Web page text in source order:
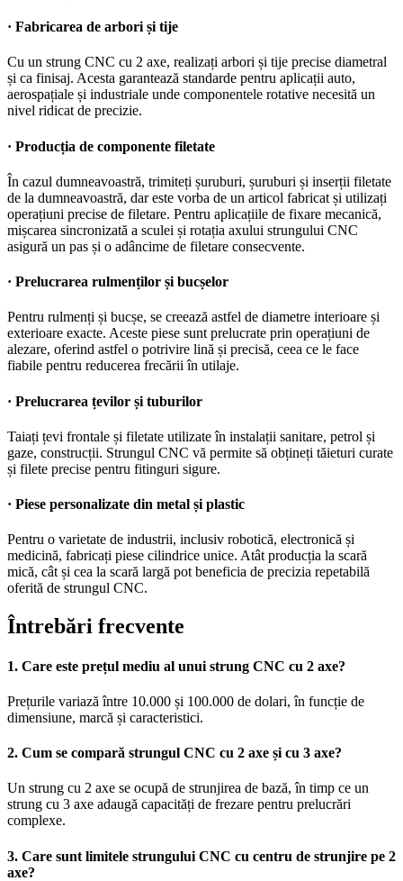
· Fabricarea de arbori și tije
Cu un strung CNC cu 2 axe, realizați arbori și tije precise diametral
și ca finisaj. Acesta garantează standarde pentru aplicații auto,
aerospațiale și industriale unde componentele rotative necesită un
nivel ridicat de precizie.
· Producția de componente filetate
În cazul dumneavoastră, trimiteți șuruburi, șuruburi și inserții filetate
de la dumneavoastră, dar este vorba de un articol fabricat și utilizați
operațiuni precise de filetare. Pentru aplicațiile de fixare mecanică,
mișcarea sincronizată a sculei și rotația axului strungului CNC
asigură un pas și o adâncime de filetare consecvente.
· Prelucrarea rulmenților și bucșelor
Pentru rulmenți și bucșe, se creează astfel de diametre interioare și
exterioare exacte. Aceste piese sunt prelucrate prin operațiuni de
alezare, oferind astfel o potrivire lină și precisă, ceea ce le face
fiabile pentru reducerea frecării în utilaje.
· Prelucrarea țevilor și tuburilor
Taiați țevi frontale și filetate utilizate în instalații sanitare, petrol și
gaze, construcții. Strungul CNC vă permite să obțineți tăieturi curate
și filete precise pentru fitinguri sigure.
· Piese personalizate din metal și plastic
Pentru o varietate de industrii, inclusiv robotică, electronică și
medicină, fabricați piese cilindrice unice. Atât producția la scară
mică, cât și cea la scară largă pot beneficia de precizia repetabilă
oferită de strungul CNC.
Întrebări frecvente
1. Care este prețul mediu al unui strung CNC cu 2 axe?
Prețurile variază între 10.000 și 100.000 de dolari, în funcție de
dimensiune, marcă și caracteristici.
2. Cum se compară strungul CNC cu 2 axe și cu 3 axe?
Un strung cu 2 axe se ocupă de strunjirea de bază, în timp ce un
strung cu 3 axe adaugă capacități de frezare pentru prelucrări
complexe.
3. Care sunt limitele strungului CNC cu centru de strunjire pe 2
axe?